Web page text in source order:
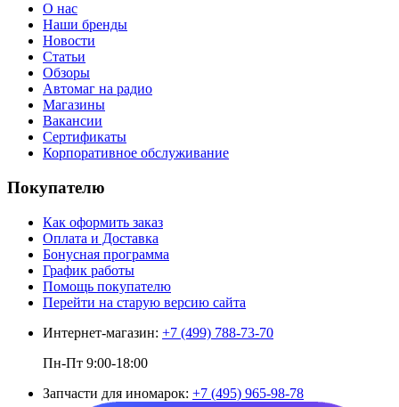
О нас
Наши бренды
Новости
Статьи
Обзоры
Автомаг на радио
Магазины
Вакансии
Сертификаты
Корпоративное обслуживание
Покупателю
Как оформить заказ
Оплата и Доставка
Бонусная программа
График работы
Помощь покупателю
Перейти на старую версию сайта
Интернет-магазин: +7 (499) 788-73-70
Пн-Пт 9:00-18:00
Запчасти для иномарок: +7 (495) 965-98-78